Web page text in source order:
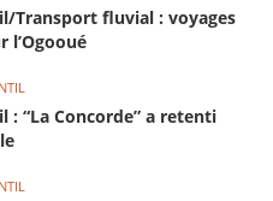
Transport fluvial : voyages
l’Ogooué
: “La Concorde” a retenti